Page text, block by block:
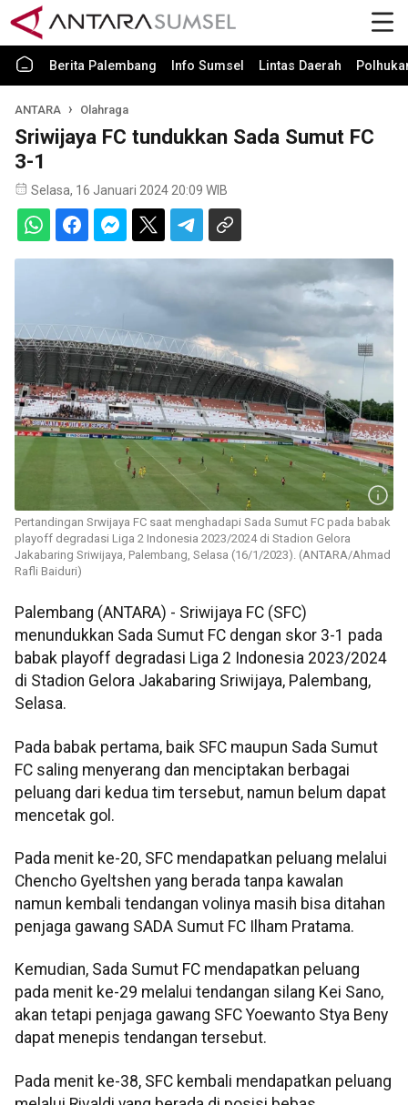
Berita Palembang Info Sumsel Lintas Daerah
ANTARA Olahraga
Sriwijaya FC tundukkan Sada Sumut FC
3-1
Selasa, 16 Januari 2024 20:09 WIB
Pertandingan Srwijaya FC saat menghadapi Sada Sumut FC pada babak
playoff degradasi Liga 2 Indonesia 2023/2024 di Stadion Gelora
Jakabaring Sriwijaya, Palembang, Selasa (16/1/2023). (ANTARA/Ahmad
Rafli Baiduri)
Palembang (ANTARA) - Sriwijaya FC (SFC)
menundukkan Sada Sumut FC dengan skor 3-1 pada
babak playoff degradasi Liga 2 Indonesia 2023/2024
di Stadion Gelora Jakabaring Sriwijaya, Palembang,
Selasa.
Pada babak pertama, baik SFC maupun Sada Sumut
FC saling menyerang dan menciptakan berbagai
peluang dari kedua tim tersebut, namun belum dapat
mencetak gol.
Pada menit ke-20, SFC mendapatkan peluang melalui
Chencho Gyeltshen yang berada tanpa kawalan
namun kembali tendangan volinya masih bisa ditahan
penjaga gawang SADA Sumut FC Ilham Pratama.
Kemudian, Sada Sumut FC mendapatkan peluang
pada menit ke-29 melalui tendangan silang Kei Sano,
akan tetapi penjaga gawang SFC Yoewanto Stya Beny
dapat menepis tendangan tersebut.
Pada menit ke-38, SFC kembali mendapatkan peluang